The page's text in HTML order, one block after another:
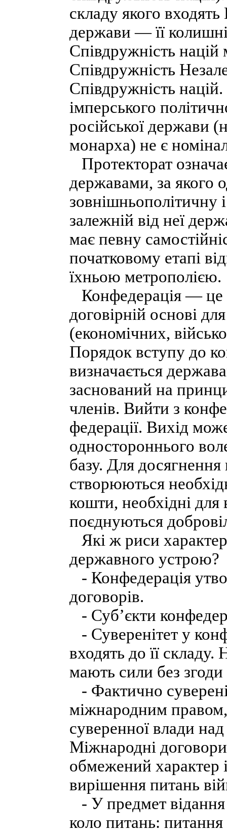
складу якого входять
держави — її
Співдружність
Співдружність
Співдружність
імперського
російської держави
монарха) не є
Протекторат
державами, за якого
зовнішньополітичну
залежній від неї
має певну
початковому етапі
їхньою метрополією.
Конфедерація — це
договірній основі
(економічних,
Порядок вступу до
визначається
заснований на
членів. Вийти з
федерації. Вихід
одностороннього
базу. Для досягнення
створюються
кошти, необхідні для
поєднуються
Які ж риси
державного устрою?
- Конфедерація
договорів.
- Суб’єкти
- Суверенітет у
входять до її
мають сили без згоди
- Фактично
міжнародним правом,
суверенної влади
Міжнародні
обмежений характер
вирішення питань
- У предмет відання
коло питань: питання